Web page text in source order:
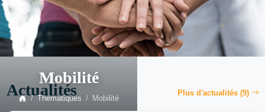
Mobilité
Thématiques Mobilité
Actualités Plus d'actualités (9)